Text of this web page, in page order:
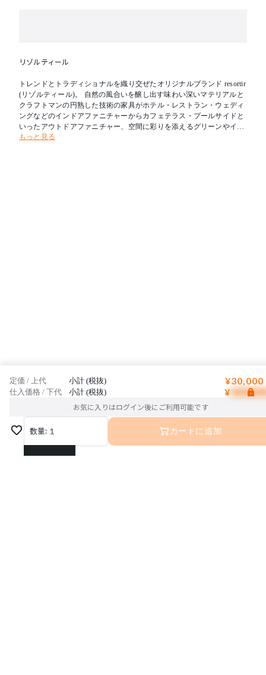
リゾルティール
トレンドとトラディショナルを織り交ぜたオリジナルブランド resortir
(リゾルティール)。 自然の風合いを醸し出す味わい深いマテリアルと
クラフトマンの円熟した技術の家具がホテル・レストラン・ウェディ
ングなどのインドアファニチャーからカフェテラス・プールサイドと
いったアウトドアファニチャー、空間に彩りを添えるグリーンやイン
テリア小物など、さまざまなコントラクトユースに対応いたします。
もっと見る
定価 / 上代 小計 (税抜) ¥30,000
仕入価格 / 下代 小計 (税抜) ¥
お気に入りはログイン後にご利用可能です
数量: 1
1
カートに追加